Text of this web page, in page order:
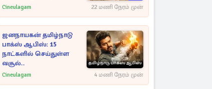
Cineulagam 22 மணி நேரம் முன்
ஜனநாயகன் தமிழ்நாடு
பாக்ஸ் ஆபிஸ்: 15
நாட்களில் செய்துள்ள
வசூல்..
Cineulagam 4 மணி நேரம் முன்